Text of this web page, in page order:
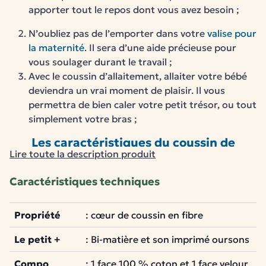
apporter tout le repos dont vous avez besoin ;
N’oubliez pas de l’emporter dans votre valise pour
la maternité. Il sera d’une aide précieuse pour
vous soulager durant le travail ;
Avec le coussin d’allaitement, allaiter votre bébé
deviendra un vrai moment de plaisir. Il vous
permettra de bien caler votre petit trésor, ou tout
simplement votre bras ;
Les caractéristiques du coussin de
maternité
Lecoussin de grossesse bénéficie d’un garnissage
100% fibres certifié Oeko-Tex®
Bien plus silencieux qu’un remplissage en microbilles,
il vous offrira un moelleux incomparablepour le
meilleur des conforts.
Ce
coussin ultra malin est également trèshygiénique
Lire toute la description produit
Caractéristiques techniques
Propriété : cœur de coussin en fibre
Le petit + : Bi-matière et son imprimé oursons
Compo : 1 face 100 % coton et 1 face velour